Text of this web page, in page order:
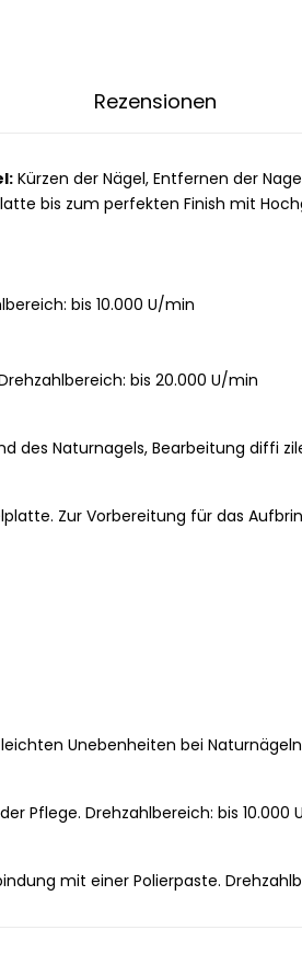
Rezensionen
Kürzen der Nägel, Entfernen der
bis zum perfekten Finish mit
bis 10.000 U/min
bis 20.000 U/min
des Naturnagels, Bearbeitung diffi
Zur Vorbereitung für das
Unebenheiten bei
Pflege. Drehzahlbereich: bis 10.000
mit einer Polierpaste.